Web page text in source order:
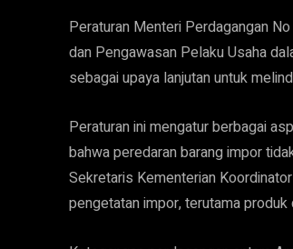
Peraturan Menteri Perdagangan
dan Pengawasan Pelaku Usaha
sebagai upaya lanjutan untuk
Peraturan ini mengatur berbagai
bahwa peredaran barang impor
Sekretaris Kementerian
pengetatan impor, terutama produk